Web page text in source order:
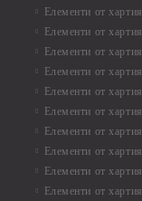
Елементи от
Елементи от
Елементи от
Елементи от
Елементи от
Елементи от
Елементи от
Елементи от
Елементи от
Елементи от